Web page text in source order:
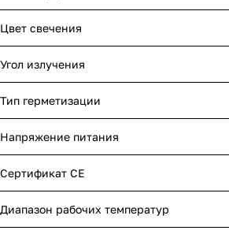
Цвет свечения
Угол излучения
Тип герметизации
Напряжение питания
Сертификат CE
Диапазон рабочих температур